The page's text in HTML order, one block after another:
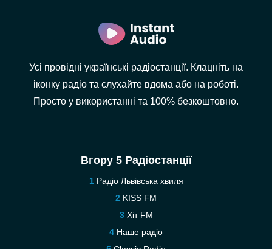
Усі провідні українські радіостанції. Клацніть на
іконку радіо та слухайте вдома або на роботі.
Просто у використанні та 100% безкоштовно.
Вгору 5 Радіостанції
Радіо Львівська хвиля
KISS FM
Хіт FM
Наше радіо